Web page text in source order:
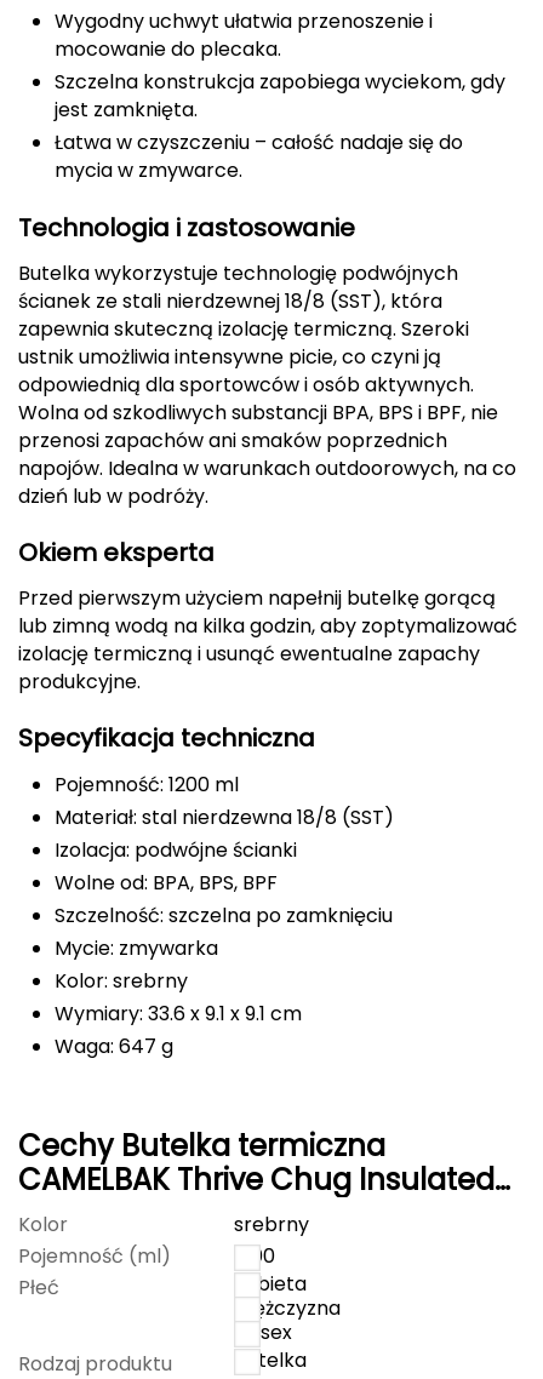
Deuter
Dolomite
ENERO CAMP
ENERO PRO
Elmer by Swany
Extremities
Fjord Nansen
G
GIVOVA
GSI Outdoors
Gear Aid
Gerber
Giant Dragon
Gilmonte
Grand Trunk
Granger's
Gregory
Gumbies
Wygodny uchwyt ułatwia przenoszenie i
mocowanie do plecaka.
Szczelna konstrukcja zapobiega wyciekom, gdy
jest zamknięta.
Łatwa w czyszczeniu – całość nadaje się do
mycia w zmywarce.
Technologia i zastosowanie
Butelka wykorzystuje technologię podwójnych
ścianek ze stali nierdzewnej 18/8 (SST), która
zapewnia skuteczną izolację termiczną. Szeroki
ustnik umożliwia intensywne picie, co czyni ją
odpowiednią dla sportowców i osób aktywnych.
Wolna od szkodliwych substancji BPA, BPS i BPF, nie
przenosi zapachów ani smaków poprzednich
napojów. Idealna w warunkach outdoorowych, na co
dzień lub w podróży.
Okiem eksperta
Przed pierwszym użyciem napełnij butelkę gorącą
lub zimną wodą na kilka godzin, aby zoptymalizować
izolację termiczną i usunąć ewentualne zapachy
produkcyjne.
Specyfikacja techniczna
Pojemność: 1200 ml
Materiał: stal nierdzewna 18/8 (SST)
Izolacja: podwójne ścianki
Wolne od: BPA, BPS, BPF
Szczelność: szczelna po zamknięciu
Mycie: zmywarka
Kolor: srebrny
Wymiary: 33.6 x 9.1 x 9.1 cm
Waga: 647 g
Cechy Butelka termiczna
CAMELBAK Thrive Chug Insulated
SST srebrna
Kolor
srebrny
Pojemność (ml)
1200
Płeć
kobieta
mężczyzna
unisex
Rodzaj produktu
butelka